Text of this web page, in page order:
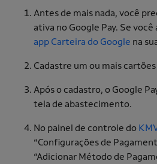
Antes de mais nada, você
ativa no Google Pay. Se
app Carteira do Google na
Cadastre um ou mais
Após o cadastro, o Google
tela de abastecimento.
No painel de controle do KMV
“Configurações de
“Adicionar Método de